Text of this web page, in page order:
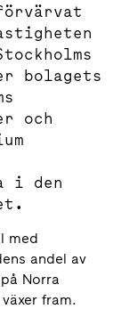
bolagets
och
i den
med
andel av
Norra
fram.